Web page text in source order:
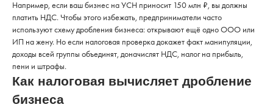
Например, если ваш бизнес на УСН приносит 150 млн ₽, вы должны
платить НДС. Чтобы этого избежать, предприниматели часто
используют схему дробления бизнеса: открывают ещё одно ООО или
ИП на жену. Но если налоговая проверка докажет факт манипуляции,
доходы всей группы объединят, доначислят НДС, налог на прибыль,
пени и штрафы.
Как налоговая вычисляет дробление
бизнеса